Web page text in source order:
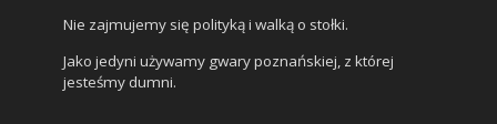
Nie zajmujemy się polityką i walką o stołki.
Jako jedyni używamy gwary poznańskiej, z której
jesteśmy dumni.